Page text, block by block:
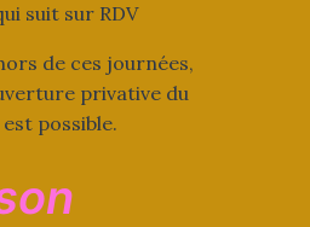
suit sur RDV
de ces journées,
privative du
possible.